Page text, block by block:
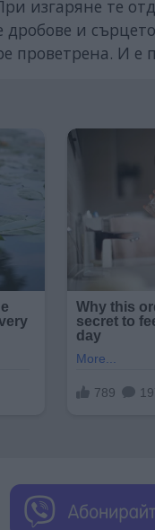
изгаряне те
и
проветрена. И